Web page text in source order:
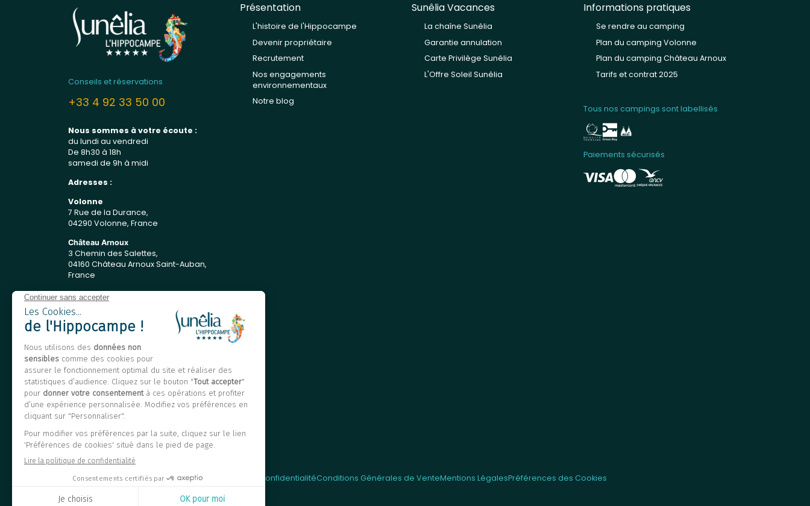
Conseils et réservations
+33 4 92 33 50 00
Nous sommes à votre écoute :
du lundi au vendredi
De 8h30 à 18h
samedi de 9h à midi
Adresses :
Volonne
7 Rue de la Durance,
04290 Volonne, France
Château Arnoux
3 Chemin des Salettes,
04160 Château Arnoux Saint-Auban,
France
Adresse e-mail :
camping@lhippocampe.pro
Nous contacter
Langue FR
Anglais
Présentation
L'histoire de l'Hippocampe
Devenir propriétaire
Recrutement
Nos engagements
environnementaux
Notre blog
Sunêlia Vacances
La chaîne Sunêlia
Garantie annulation
Carte Privilège Sunêlia
L'Offre Soleil Sunêlia
Informations pratiques
Se rendre au camping
Plan du camping Volonne
Plan du camping Château Arnoux
Tarifs et contrat 2025
Tous nos campings sont labellisés
Paiements sécurisés
Charte de confidentialitéConditions Générales de VenteMentions LégalesPréférences des Cookies